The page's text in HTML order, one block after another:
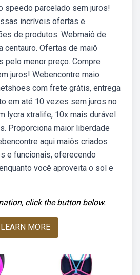
speedo parcelado sem juros!
incríveis ofertas e
de produtos. Webmaiô de
centauro. Ofertas de maiô
pelo menor preço. Compre
juros! Webencontre maio
com frete grátis, entrega
em até 10 vezes sem juros no
lycra xtralife, 10x mais durável
Proporciona maior liberdade
aqui maiôs criados
e funcionais, oferecendo
você aproveita o sol e
click the button below.
LEARN MORE